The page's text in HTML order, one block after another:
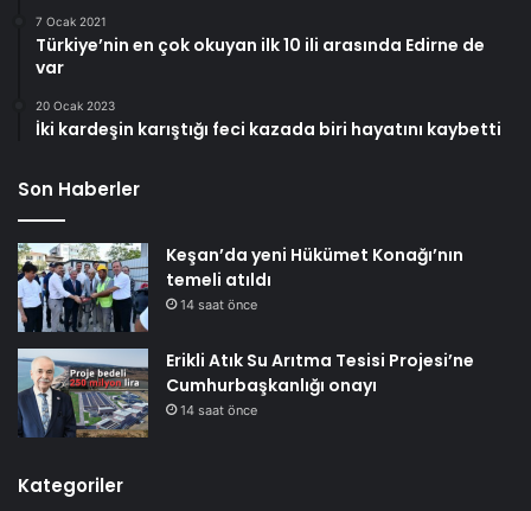
7 Ocak 2021
Türkiye’nin en çok okuyan ilk 10 ili arasında Edirne de
var
20 Ocak 2023
İki kardeşin karıştığı feci kazada biri hayatını kaybetti
Son Haberler
Keşan’da yeni Hükümet Konağı’nın
temeli atıldı
14 saat önce
Erikli Atık Su Arıtma Tesisi Projesi’ne
Cumhurbaşkanlığı onayı
14 saat önce
Kategoriler